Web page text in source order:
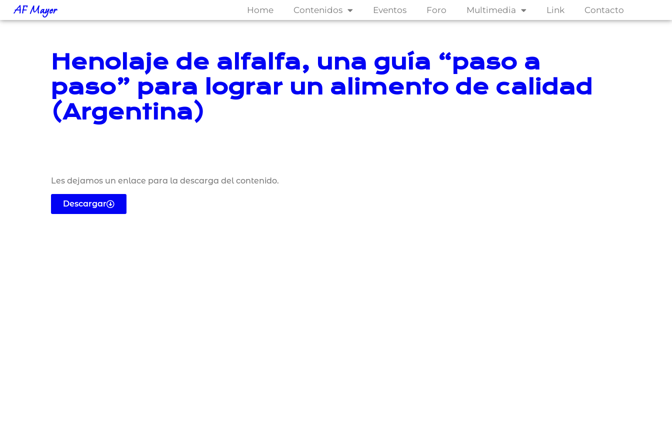
AF Mayer Home Contenidos Eventos Foro Multimedia Link Contacto
Henolaje de alfalfa, una guía “paso a
paso” para lograr un alimento de calidad
(Argentina)
Les dejamos un enlace para la descarga del contenido.
Descargar